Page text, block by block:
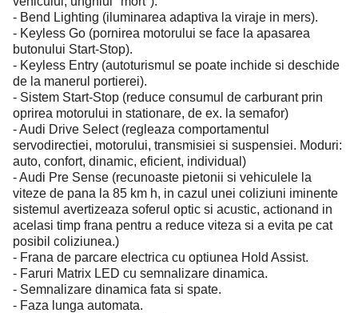
- Bend Lighting (iluminarea adaptiva la viraje in mers).
- Keyless Go (pornirea motorului se face la apasarea
butonului Start-Stop).
- Keyless Entry (autoturismul se poate inchide si deschide
de la manerul portierei).
- Sistem Start-Stop (reduce consumul de carburant prin
oprirea motorului in stationare, de ex. la semafor)
- Audi Drive Select (regleaza comportamentul
servodirectiei, motorului, transmisiei si suspensiei. Moduri:
auto, confort, dinamic, eficient, individual)
- Audi Pre Sense (recunoaste pietonii si vehiculele la
viteze de pana la 85 km h, in cazul unei coliziuni iminente
sistemul avertizeaza soferul optic si acustic, actionand in
acelasi timp frana pentru a reduce viteza si a evita pe cat
posibil coliziunea.)
- Frana de parcare electrica cu optiunea Hold Assist.
- Faruri Matrix LED cu semnalizare dinamica.
- Semnalizare dinamica fata si spate.
- Faza lunga automata.